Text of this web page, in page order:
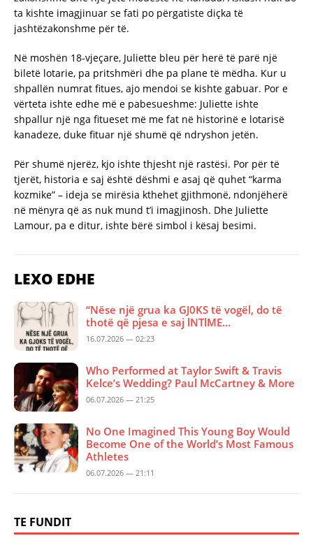
ta kishte imagjinuar se fati po përgatiste diçka të
jashtëzakonshme për të.
Në moshën 18-vjeçare, Juliette bleu për herë të parë një
biletë lotarie, pa pritshmëri dhe pa plane të mëdha. Kur u
shpallën numrat fitues, ajo mendoi se kishte gabuar. Por e
vërteta ishte edhe më e pabesueshme: Juliette ishte
shpallur një nga fitueset më me fat në historinë e lotarisë
kanadeze, duke fituar një shumë që ndryshon jetën.
Për shumë njerëz, kjo ishte thjesht një rastësi. Por për të
tjerët, historia e saj është dëshmi e asaj që quhet “karma
kozmike” – ideja se mirësia kthehet gjithmonë, ndonjëherë
në mënyra që as nuk mund t’i imagjinosh. Dhe Juliette
Lamour, pa e ditur, ishte bërë simbol i kësaj besimi.
LEXO EDHE
“Nëse një grua ka GJ0KS të vogël, do të
thotë që pjesa e saj lNTlME…
16.07.2026 — 02:23
Who Performed at Taylor Swift & Travis
Kelce’s Wedding? Paul McCartney & More
06.07.2026 — 21:25
No One Imagined This Young Boy Would
Become One of the World’s Most Famous
Athletes
06.07.2026 — 21:11
TE FUNDIT